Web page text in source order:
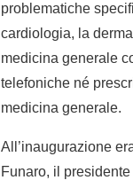
problematiche
cardiologia, la
medicina generale
telefoniche né
medicina generale.
All’inaugurazione
Funaro, il